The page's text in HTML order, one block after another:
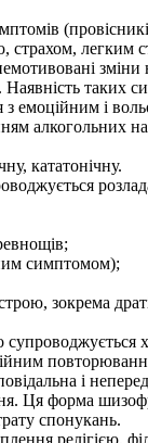
страхом, легким
таких
з емоційним і
алкогольних
кататонічну.
симптомом);
зокрема
супроводжується
і
Ця форма
спонукань.
релігією,